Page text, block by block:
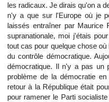
les radicaux. Je dirais qu'on a
n'y a que sur l'Europe où je
laissés entraîner par Maurice
supranationale, moi j'étais
tout cas pour quelque chose
du contrôle démocratique.
démocratique. Il n'y a pas un
problème de la démocratie
retour à la République était
pour ramener le Parti